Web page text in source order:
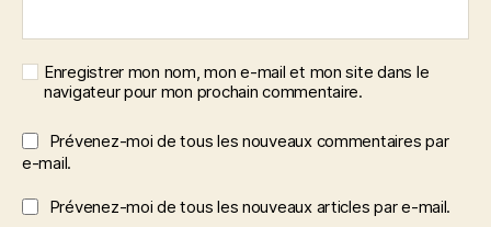
Enregistrer mon nom, mon e-mail et mon site dans le
navigateur pour mon prochain commentaire.
Prévenez-moi de tous les nouveaux commentaires par
e-mail.
Prévenez-moi de tous les nouveaux articles par e-mail.